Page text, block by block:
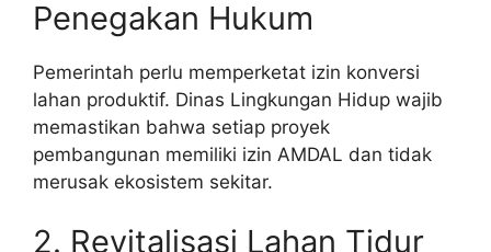
Penegakan Hukum
Pemerintah perlu memperketat izin konversi
lahan produktif. Dinas Lingkungan Hidup wajib
memastikan bahwa setiap proyek
pembangunan memiliki izin AMDAL dan tidak
merusak ekosistem sekitar.
2. Revitalisasi Lahan Tidur